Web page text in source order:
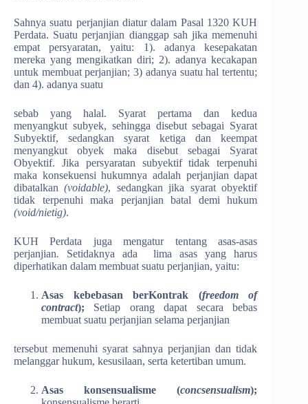
Sahnya suatu perjanjian diatur dalam Pasal 1320 KUH
Perdata. Suatu perjanjian dianggap sah jika memenuhi
empat persyaratan, yaitu: 1). adanya kesepakatan
mereka yang mengikatkan diri; 2). adanya kecakapan
untuk membuat perjanjian; 3) adanya suatu hal tertentu;
dan 4). adanya suatu
sebab yang halal. Syarat pertama dan kedua
menyangkut subyek, sehingga disebut sebagai Syarat
Subyektif, sedangkan syarat ketiga dan keempat
menyangkut obyek maka disebut sebagai Syarat
Obyektif. Jika persyaratan subyektif tidak terpenuhi
maka konsekuensi hukumnya adalah perjanjian dapat
dibatalkan(voidable), sedangkan jika syarat obyektif
tidak terpenuhi maka perjanjian batal demi hukum
(void/nietig).
KUH Perdata juga mengatur tentang asas-asas
perjanjian. Setidaknya ada lima asas yang harus
diperhatikan dalam membuat suatu perjanjian, yaitu:
Asas kebebasan berKontrak (freedom of
contract); Setiap orang dapat secara bebas
membuat suatu perjanjian selama perjanjian
tersebut memenuhi syarat sahnya perjanjian dan tidak
melanggar hukum, kesusilaan, serta ketertiban umum.
Asas konsensualisme (concsensualism);